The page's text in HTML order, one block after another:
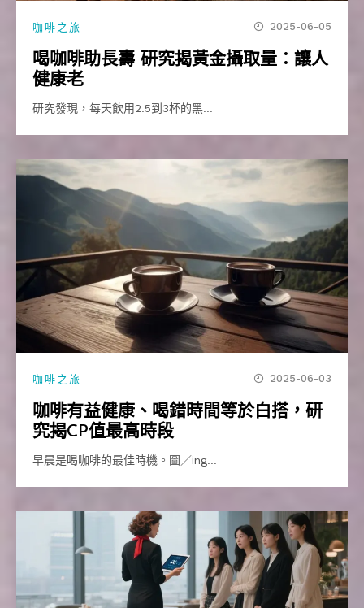
咖啡之旅 2025-06-05
喝咖啡助長壽 研究揭黃金攝取量：讓人
健康老
研究發現，每天飲用2.5到3杯的黑…
咖啡之旅 2025-06-03
咖啡有益健康、喝錯時間等於白搭，研
究揭CP值最高時段
早晨是喝咖啡的最佳時機。圖／ing…